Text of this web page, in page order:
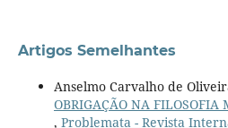
Artigos Semelhantes
Anselmo Carvalho de
OBRIGAÇÃO NA FILOSOFIA
, Problemata - Revista